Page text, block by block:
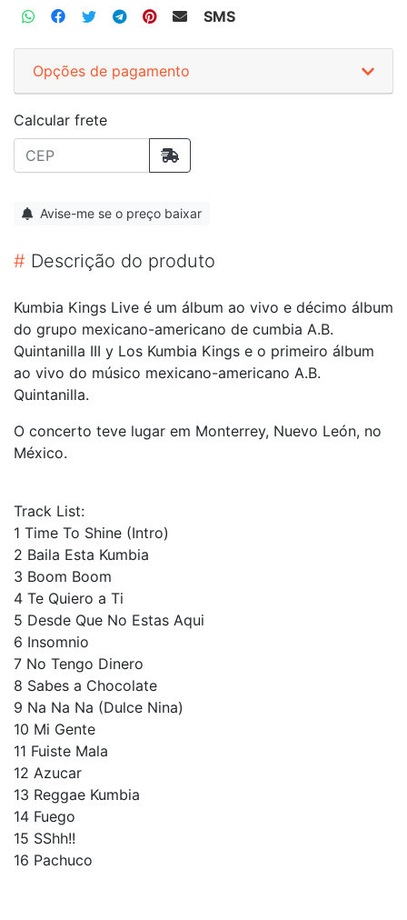
SMS
Opções de pagamento
Calcular frete
Avise-me se o preço baixar
# Descrição do produto
Kumbia Kings Live é um álbum ao vivo e décimo álbum
do grupo mexicano-americano de cumbia A.B.
Quintanilla III y Los Kumbia Kings e o primeiro álbum
ao vivo do músico mexicano-americano A.B.
Quintanilla.
O concerto teve lugar em Monterrey, Nuevo León, no
México.
Track List:
1 Time To Shine (Intro)
2 Baila Esta Kumbia
3 Boom Boom
4 Te Quiero a Ti
5 Desde Que No Estas Aqui
6 Insomnio
7 No Tengo Dinero
8 Sabes a Chocolate
9 Na Na Na (Dulce Nina)
10 Mi Gente
11 Fuiste Mala
12 Azucar
13 Reggae Kumbia
14 Fuego
15 SShh!!
16 Pachuco